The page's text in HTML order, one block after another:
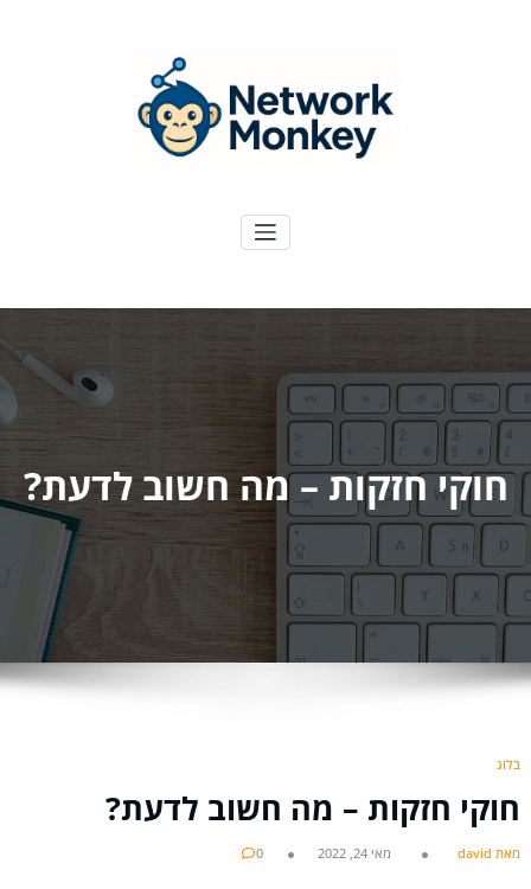
חוקי חזקות – מה חשוב לדעת?
בלוג
חוקי חזקות – מה חשוב לדעת?
מאת david מאי 24, 2022 0